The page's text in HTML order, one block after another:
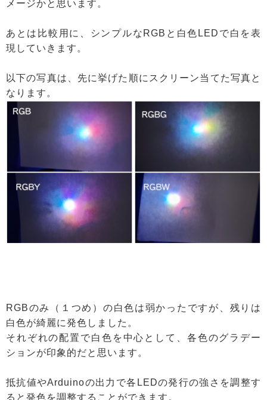
メージかと思います。
あとは比較用に、シンプルなRGBと白色LEDで白を表
現していきます。
以下の写真は、先に挙げた順にスクリーン当てた写真と
なります。
RGBのみ（１つめ）の白色は弱かったですが、残りは
白色が綺麗に発色しました。
それぞれの配置で白色を中心として、各色のグラデー
ションが印象的だと思います。
抵抗値やArduinoの出力で各LEDの発行の強さを調整す
ると発色を調整することができます。